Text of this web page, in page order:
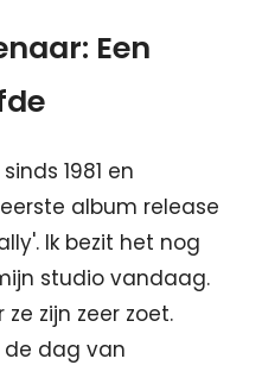
Een
1981 en
album release
Ik bezit het nog
studio vandaag.
zijn zeer zoet.
dag van